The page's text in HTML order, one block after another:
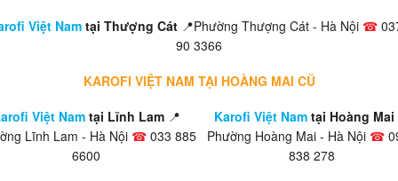
Việt Nam tại Thượng Cát 📍Phường Thượng Cát - Hà Nội ☎
90 3366
KAROFI VIỆT NAM TẠI HOÀNG MAI CŨ
Việt Nam tại Lĩnh Lam 📍
Lĩnh Lam - Hà Nội ☎033 885
6600
Karofi Việt Namtại Hoàng Mai
Phường Hoàng Mai - Hà Nội ☎
838 278